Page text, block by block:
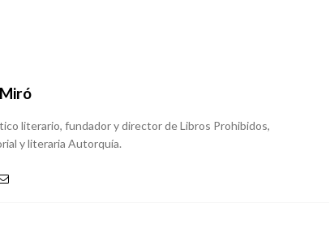
literario, fundador y director de Libros Prohibidos,
y literaria Autorquía.